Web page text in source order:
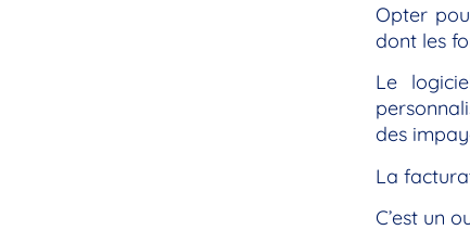
Opter
dont les
Le
des
La
C’est un